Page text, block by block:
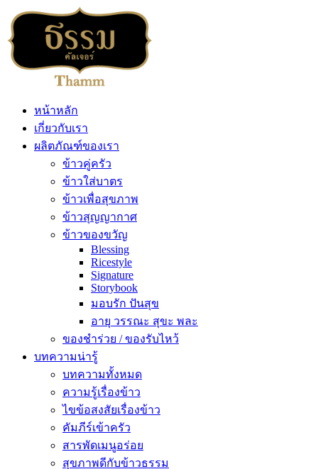
หน้าหลัก
เกี่ยวกับเรา
ผลิตภัณฑ์ของเรา
ข้าวคู่ครัว
ข้าวใส่บาตร
ข้าวเพื่อสุขภาพ
ข้าวสุญญากาศ
ข้าวของขวัญ
Blessing
Ricestyle
Signature
Storybook
มอบรัก ปันสุข
อายุ วรรณะ สุขะ พละ
ของชำร่วย / ของรับไหว้
บทความน่ารู้
บทความทั้งหมด
ความรู้เรื่องข้าว
ไขข้อสงสัยเรื่องข้าว
คัมภีร์เข้าครัว
สารพัดเมนูอร่อย
สุขภาพดีกับข้าวธรรม